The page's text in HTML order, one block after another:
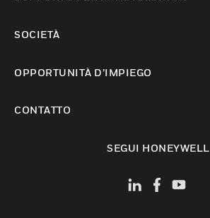
SOCIETÀ
OPPORTUNITÀ D’IMPIEGO
CONTATTO
SEGUI HONEYWELL